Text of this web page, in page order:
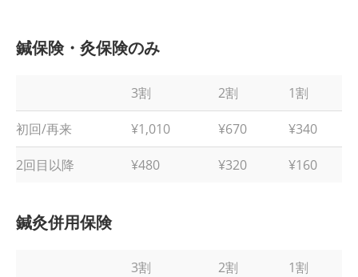
鍼保険・灸保険のみ
3割 2割 1割
初回/再来 ¥1,010 ¥670 ¥340
2回目以降 ¥480 ¥320 ¥160
鍼灸併用保険
3割 2割 1割